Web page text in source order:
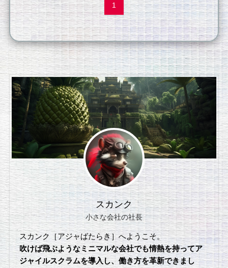
1
スカンク
小さな会社の社長
スカンク［アジャばたらき］へようこそ。
吹けば飛ぶようなミニマルな会社でも情熱を持ってア
ジャイルスクラムを導入し、働き方を革新できまし